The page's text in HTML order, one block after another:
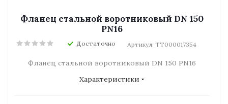
Фланец стальной воротниковый DN 150
PN16
Достаточно Артикул: ТТ000017354
Фланец стальной воротниковый DN 150 PN16
Характеристики